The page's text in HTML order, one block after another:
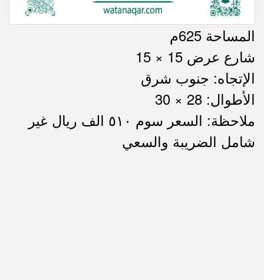
المساحة 625م
شارع عرض 15 × 15
الإتجاه: جنوب شرق
الأطوال: 28 × 30
ملاحظات
ملاحظة: السعر سوم ٥١٠ الف ريال غير
شامل الضريبة والسعي